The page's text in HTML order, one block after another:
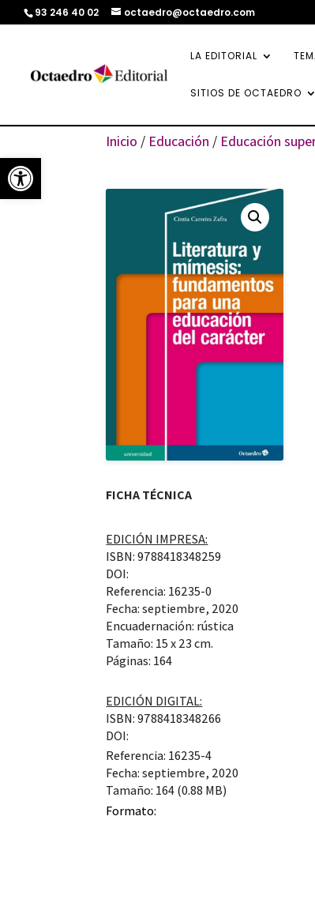
Abrir barra de herramientas
93 246 40 02 octaedro@octaedro.com
LA EDITORIAL
SITIOS DE OCTAEDRO
Inicio / Educación / Educación
FICHA TÉCNICA
EDICIÓN IMPRESA:
ISBN: 9788418348259
DOI:
Referencia: 16235-0
Fecha: septiembre, 2020
Encuadernación: rústica
Tamaño: 15 x 23 cm.
Páginas: 164
EDICIÓN DIGITAL:
ISBN: 9788418348266
DOI:
Referencia: 16235-4
Fecha: septiembre, 2020
Tamaño: 164 (0.88 MB)
Formato: